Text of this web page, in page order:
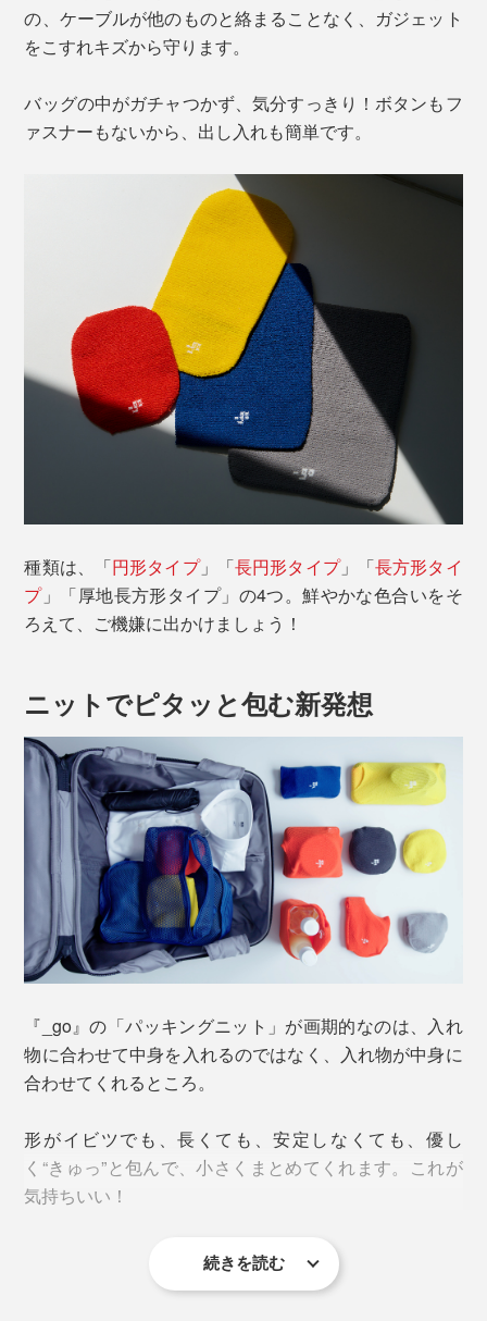
の、ケーブルが他のものと絡まることなく、ガジェット
をこすれキズから守ります。
バッグの中がガチャつかず、気分すっきり！ボタンもフ
ァスナーもないから、出し入れも簡単です。
種類は、「円形タイプ」「長円形タイプ」「長方形タイ
プ」「厚地長方形タイプ」の4つ。鮮やかな色合いをそ
ろえて、ご機嫌に出かけましょう！
ニットでピタッと包む新発想
『_go』の「パッキングニット」が画期的なのは、入れ
物に合わせて中身を入れるのではなく、入れ物が中身に
合わせてくれるところ。
形がイビツでも、長くても、安定しなくても、優し
く“きゅっ”と包んで、小さくまとめてくれます。これが
気持ちいい！
特にガジェット類。専用ケースは主に保護目的のため、
続きを読む